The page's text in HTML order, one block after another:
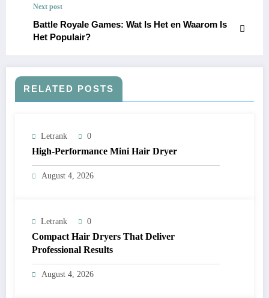
Next post
Battle Royale Games: Wat Is Het en Waarom Is
Het Populair?
RELATED POSTS
Letrank 0
High-Performance Mini Hair Dryer
August 4, 2026
Letrank 0
Compact Hair Dryers That Deliver
Professional Results
August 4, 2026